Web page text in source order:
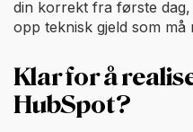
din korrekt fra første
opp teknisk gjeld som må
Klar for å
HubSpot?